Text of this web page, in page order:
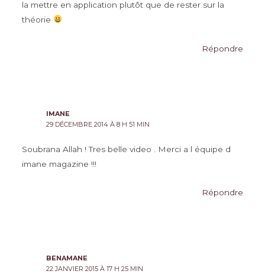
la mettre en application plutôt que de rester sur la
théorie
Répondre
IMANE
29 DÉCEMBRE 2014 À 8 H 51 MIN
Soubrana Allah ! Tres belle video . Merci a l équipe d
imane magazine !!!
Répondre
BENAMANE
22 JANVIER 2015 À 17 H 25 MIN